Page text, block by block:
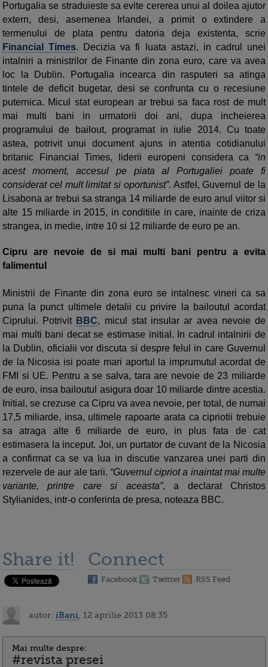
Portugalia se straduieste sa evite cererea unui al doilea ajutor
extern, desi, asemenea Irlandei, a primit o extindere a
termenului de plata pentru datoria deja existenta, scrie
Financial Times. Decizia va fi luata astazi, in cadrul unei
intalniri a ministrilor de Finante din zona euro, care va avea
loc la Dublin. Portugalia incearca din rasputeri sa atinga
tintele de deficit bugetar, desi se confrunta cu o recesiune
puternica. Micul stat european ar trebui sa faca rost de mult
mai multi bani in urmatorii doi ani, dupa incheierea
programului de bailout, programat in iulie 2014. Cu toate
astea, potrivit unui document ajuns in atentia cotidianului
britanic Financial Times, liderii europeni considera ca “in
acest moment, accesul pe piata al Portugaliei poate fi
considerat cel mult limitat si oportunist”. Astfel, Guvernul de la
Lisabona ar trebui sa stranga 14 miliarde de euro anul viitor si
alte 15 miliarde in 2015, in conditiile in care, inainte de criza
strangea, in medie, intre 10 si 12 miliarde de euro pe an.
Cipru are nevoie de si mai multi bani pentru a evita
falimentul
Ministrii de Finante din zona euro se intalnesc vineri ca sa
puna la punct ultimele detalii cu privire la bailoutul acordat
Ciprului. Potrivit BBC, micul stat insular ar avea nevoie de
mai multi bani decat se estimase initial. In cadrul intalnirii de
la Dublin, oficialii vor discuta si despre felul in care Guvernul
de la Nicosia isi poate mari aportul la imprumutul acordat de
FMI si UE. Pentru a se salva, tara are nevoie de 23 miliarde
de euro, insa bailoutul asigura doar 10 miliarde dintre acestia.
Initial, se crezuse ca Cipru va avea nevoie, per total, de numai
17,5 miliarde, insa, ultimele rapoarte arata ca cipriotii trebuie
sa atraga alte 6 miliarde de euro, in plus fata de cat
estimasera la inceput. Joi, un purtator de cuvant de la Nicosia
a confirmat ca se va lua in discutie vanzarea unei parti din
rezervele de aur ale tarii. “Guvernul cipriot a inaintat mai multe
variante, printre care si aceasta”, a declarat Christos
Stylianides, intr-o conferinta de presa, noteaza BBC.
Share it! Connect
Facebook Twitter RSS Feed
autor: iBani , 12 aprilie 2013 08:35
Mai multe despre:
#revista presei